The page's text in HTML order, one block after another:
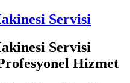
Servisi
Servisi
Hizmet